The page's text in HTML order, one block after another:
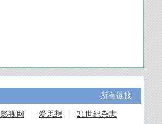
所有链接 |
视网 爱思想 21世纪杂志